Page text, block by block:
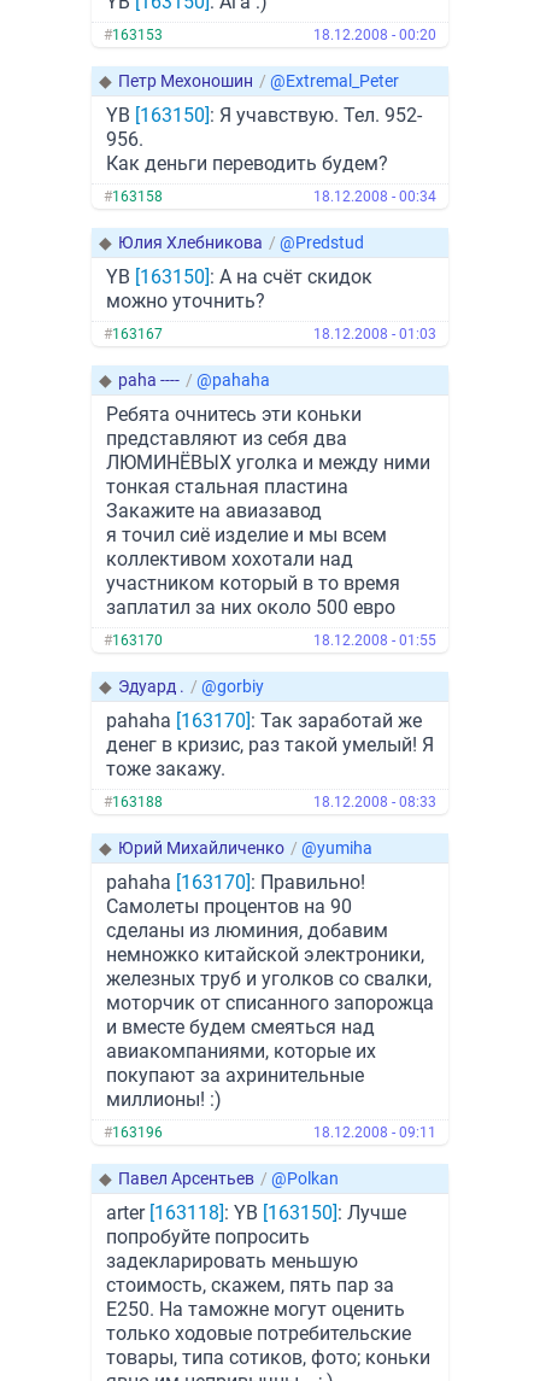
#163153 18.12.2008 - 00:20
◆ Петр Мехоношин / @Extremal_Peter
YB [163150]: Я учавствую. Тел. 952-
956.
Как деньги переводить будем?
#163158 18.12.2008 - 00:34
◆ Юлия Хлебникова / @Predstud
YB [163150]: А на счёт скидок
можно уточнить?
#163167 18.12.2008 - 01:03
◆ paha ---- / @pahaha
Ребята очнитесь эти коньки
представляют из себя два
ЛЮМИНЁВЫХ уголка и между ними
тонкая стальная пластина
Закажите на авиазавод
я точил сиё изделие и мы всем
коллективом хохотали над
участником который в то время
заплатил за них около 500 евро
#163170 18.12.2008 - 01:55
◆ Эдуард . / @gorbiy
pahaha [163170]: Так заработай же
денег в кризис, раз такой умелый! Я
тоже закажу.
#163188 18.12.2008 - 08:33
◆ Юрий Михайличенко / @yumiha
pahaha [163170]: Правильно!
Самолеты процентов на 90
сделаны из люминия, добавим
немножко китайской электроники,
железных труб и уголков со свалки,
моторчик от списанного запорожца
и вместе будем смеяться над
авиакомпаниями, которые их
покупают за ахринительные
миллионы! :)
#163196 18.12.2008 - 09:11
◆ Павел Арсентьев / @Polkan
arter [163118]: YB [163150]: Лучше
попробуйте попросить
задекларировать меньшую
стоимость, скажем, пять пар за
Е250. На таможне могут оценить
только ходовые потребительские
товары, типа сотиков, фото; коньки